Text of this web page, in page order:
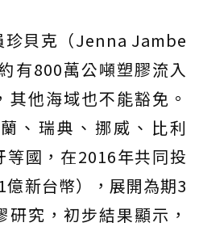
珍貝克（Jenna Jambe
有800萬公噸塑膠流入
他海域也不能豁免。
、瑞典、挪威、比利
國，在2016年共同投
新台幣），展開為期3
究，初步結果顯示，